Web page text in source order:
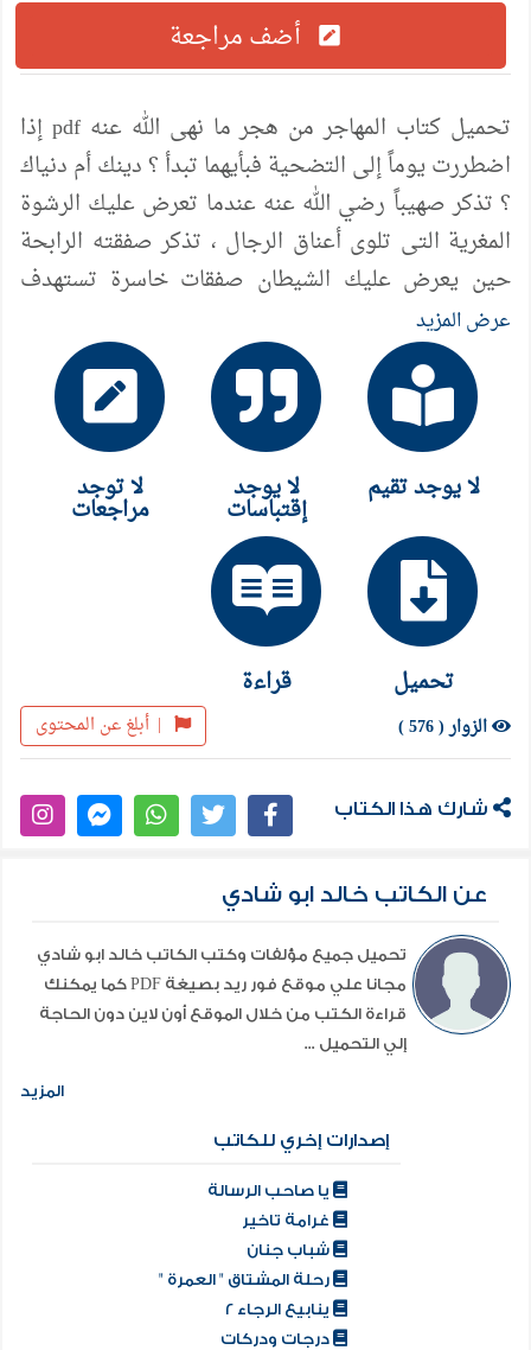
أضف مراجعة
تحميل كتاب المهاجر من هجر ما نهى الله عنه pdf إذا
اضطررت يوماً إلى التضحية فبأيهما تبدأ ؟ دينك أم دنياك
؟ تذكر صهيباً رضي الله عنه عندما تعرض عليك الرشوة
المغرية التى تلوى أعناق الرجال ، تذكر صفقته الرابحة
حين يعرض عليك الشيطان صفقات خاسرة تستهدف
إيمانك وآخرتك ، وتذكر بشرى الحبيب : " ربح البيع ،
ربح البيع " حين يطلب منك أن تضحى بدنياك في سبيل
نصرة دينك وحين تبذل العاجلة بزوالها في شراء الآخرة
بخاودها ، وليشكل هذا الدرس نقطة مفصلية في حياتك
ومعنى خالداً محفورا ًفي وجدانك ، فلا يمكن أن تنساه
مهما تغير الزمان وتبدل الإخوان .استمتع بقراءة وتحميل
كتاب المهاجر من هجر ما نهى الله عنه للكاتب خالد أبو
شادي
عرض المزيد
لا يوجد تقيم لا يوجد
إقتباسات
لا توجد
مراجعات
تحميل قراءة
| أبلغ عن المحتوى الزوار ( 576 )
شارك هذا الكتاب
عن الكاتب خالد ابو شادي
تحميل جميع مؤلفات وكتب الكاتب خالد ابو شادي
مجانا علي موقع فور ريد بصيغة PDF كما يمكنك
قراءة الكتب من خلال الموقع أون لاين دون الحاجة
إلي التحميل ...
المزيد
إصدارات إخري للكاتب
يا صاحب الرسالة
غرامة تاخير
شباب جنان
رحلة المشتاق " العمرة "
ينابيع الرجاء 2
درجات ودركات